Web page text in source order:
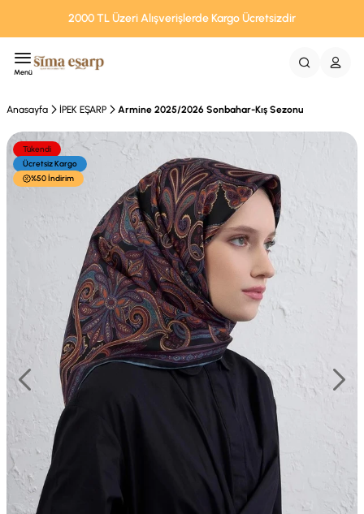
2000 TL Üzeri Alışverişlerde Kargo Ücretsizdir
Menü
Anasayfa İPEK EŞARP Armine 2025/2026 Sonbahar-Kış Sezonu
Tükendi
Ücretsiz Kargo
%50 İndirim